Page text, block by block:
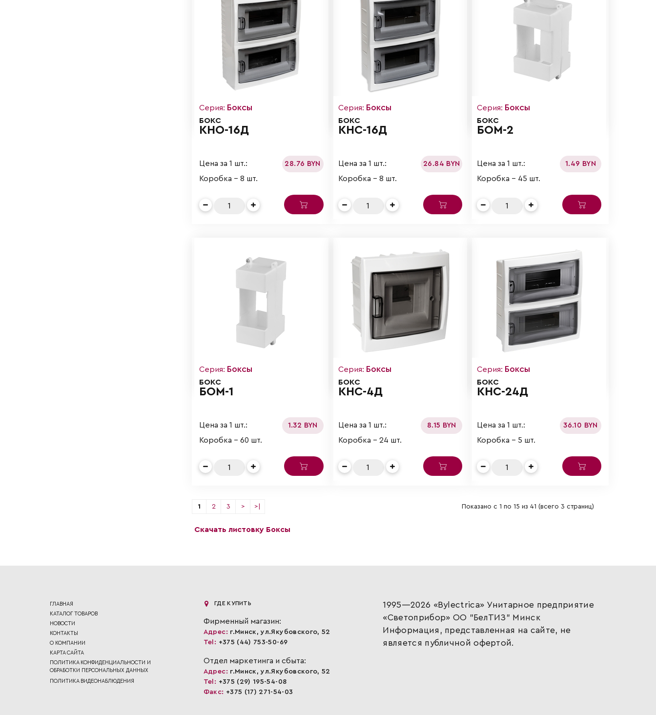
Серия: Боксы
БОКС
КНО-16Д
Цена за 1 шт.: 28.76 BYN
Коробка - 8 шт.
Серия: Боксы
БОКС
КНС-16Д
Цена за 1 шт.: 26.84 BYN
Коробка - 8 шт.
Серия: Боксы
БОКС
БОМ-2
Цена за 1 шт.: 1.49 BYN
Коробка - 45 шт.
Серия: Боксы
БОКС
БОМ-1
Цена за 1 шт.: 1.32 BYN
Коробка - 60 шт.
Серия: Боксы
БОКС
КНС-4Д
Цена за 1 шт.: 8.15 BYN
Коробка - 24 шт.
Серия: Боксы
БОКС
КНС-24Д
Цена за 1 шт.: 36.10 BYN
Коробка - 5 шт.
1 2 3 > >| Показано с 1 по 15 из 41 (всего 3 страниц)
Скачать листовку Боксы
ГЛАВНАЯ
КАТАЛОГ ТОВАРОВ
НОВОСТИ
КОНТАКТЫ
О КОМПАНИИ
КАРТА САЙТА
ПОЛИТИКА КОНФИДЕНЦИАЛЬНОСТИ И
ОБРАБОТКИ ПЕРСОНАЛЬНЫХ ДАННЫХ
ПОЛИТИКА ВИДЕОНАБЛЮДЕНИЯ
ГДЕ КУПИТЬ
Фирменный магазин:
Адрес: г.Минск, ул.Якубовского, 52
Tel: +375 (44) 753-50-69
Отдел маркетинга и сбыта:
Адрес: г.Минск, ул.Якубовского, 52
Tel: +375 (29) 195-54-08
Факс: +375 (17) 271-54-03
1995—2026 «Bylectrica» Унитарное предприятие
«Светоприбор» ОО "БелТИЗ" Минск
Информация, представленная на сайте, не
является публичной офертой.